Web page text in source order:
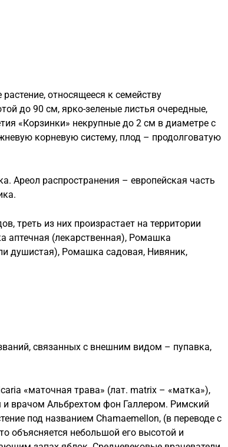
относящееся к семейству
до 90 см, ярко-зеленые листья очередные,
«Корзинки» некрупные до 2 см в диаметре с
корневую систему, плод – продолговатую
Ареол распространения – европейская часть
треть из них произрастает на территории
аптечная (лекарственная), Ромашка
душистая), Ромашка садовая, Нивяник,
связанных с внешним видом – пупавка,
«маточная трава» (лат. matrix – «матка»),
врачом Альбрехтом фон Галлером. Римский
под названием Chamaemellon, (в переводе с
объясняется небольшой его высотой и